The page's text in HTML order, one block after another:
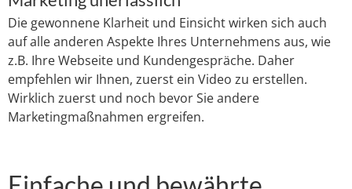
Die gewonnene Klarheit und Einsicht wirken sich auch
auf alle anderen Aspekte Ihres Unternehmens aus, wie
z.B. Ihre Webseite und Kundengespräche. Daher
empfehlen wir Ihnen, zuerst ein Video zu erstellen.
Wirklich zuerst und noch bevor Sie andere
Marketingmaßnahmen ergreifen.